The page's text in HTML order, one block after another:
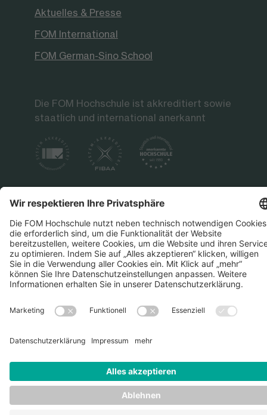
Aktuelles & Presse
FOM International
FOM German-Sino School
Die FOM Hochschule ist akkreditiert sowie
staatlich und international anerkannt
Datenschutz Impressum